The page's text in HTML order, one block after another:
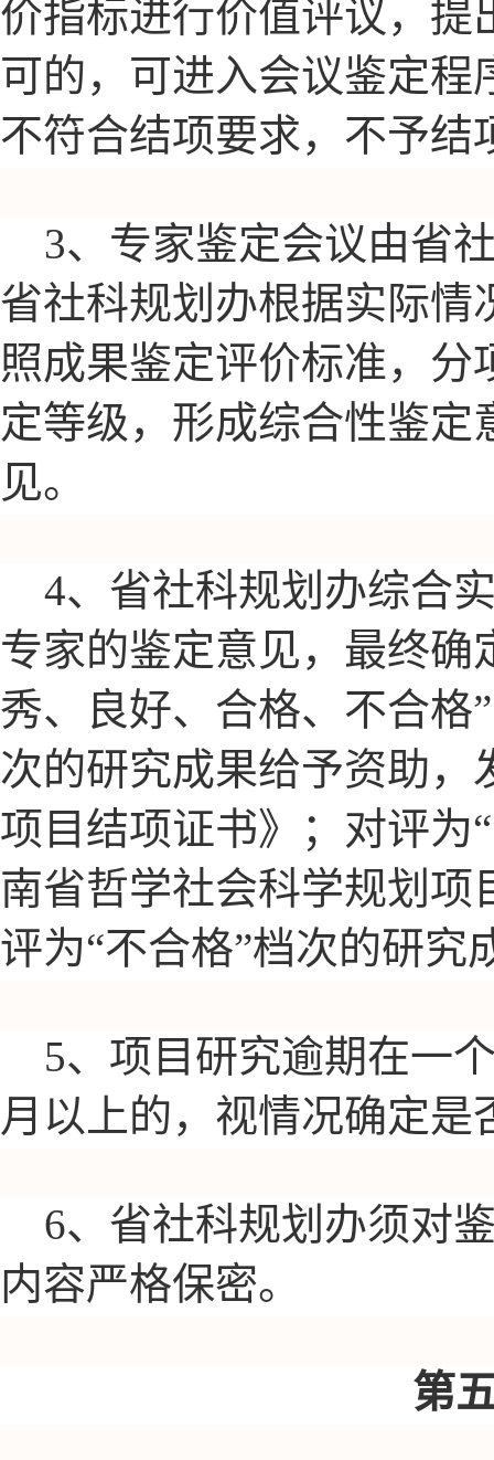
价指标进行价值评议，提
可的，可进入会议鉴定
不符合结项要求，不予结
3、专家鉴定会议由省
省社科规划办根据实际情
照成果鉴定评价标准，
定等级，形成综合性鉴
见。
4、省社科规划办综合
专家的鉴定意见，最终确
秀、良好、合格、不合格
次的研究成果给予资助，
项目结项证书》；对评为
南省哲学社会科学规划
评为“不合格”档次的研
5、项目研究逾期在一
月以上的，视情况确定
6、省社科规划办须对
内容严格保密。
第